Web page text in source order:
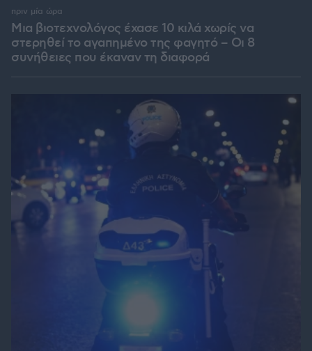
Μια βιοτεχνολόγος έχασε 10 κιλά χωρίς να
στερηθεί το αγαπημένο της φαγητό – Οι 8
συνήθειες που έκαναν τη διαφορά
πριν μία ώρα